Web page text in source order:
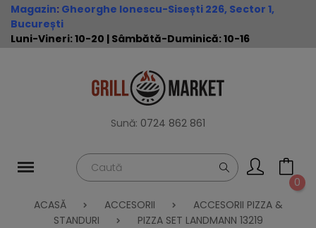
Magazin: Gheorghe Ionescu-Sisești 226, Sector 1,
București
Luni-Vineri: 10-20 | Sâmbătă-Duminică: 10-16
Sună: 0724 862 861
0
ACASĂ
ACCESORII
ACCESORII PIZZA &
STANDURI
PIZZA SET LANDMANN 13219